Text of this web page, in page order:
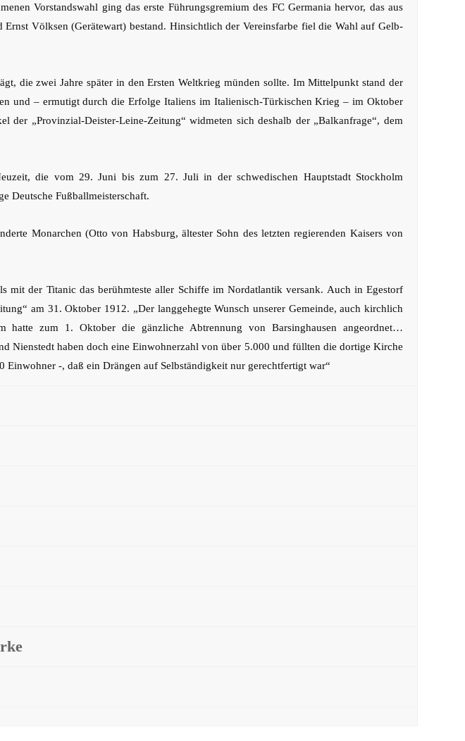
Vorstandswahl ging das erste Führungsgremium des FC Germania hervor, das aus
Völksen (Gerätewart) bestand. Hinsichtlich der Vereinsfarbe fiel die Wahl auf Gelb-
die zwei Jahre später in den Ersten Weltkrieg münden sollte. Im Mittelpunkt stand der
und – ermutigt durch die Erfolge Italiens im Italienisch-Türkischen Krieg – im Oktober
der „Provinzial-Deister-Leine-Zeitung“ widmeten sich deshalb der „Balkanfrage“, dem
die vom 29. Juni bis zum 27. Juli in der schwedischen Hauptstadt Stockholm
Deutsche Fußballmeisterschaft.
Monarchen (Otto von Habsburg, ältester Sohn des letzten regierenden Kaisers von
mit der Titanic das berühmteste aller Schiffe im Nordatlantik versank. Auch in Egestorf
am 31. Oktober 1912. „Der langgehegte Wunsch unserer Gemeinde, auch kirchlich
zum 1. Oktober die gänzliche Abtrennung von Barsinghausen angeordnet…
Nienstedt haben doch eine Einwohnerzahl von über 5.000 und füllten die dortige Kirche
-, daß ein Drängen auf Selbständigkeit nur gerechtfertigt war“